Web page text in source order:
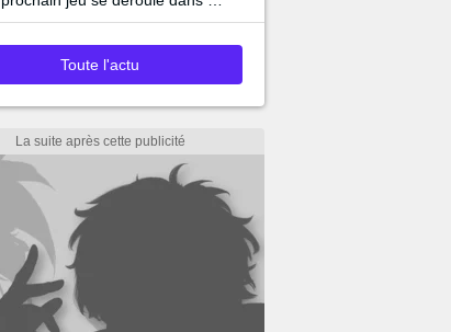
pays
Toute l'actu